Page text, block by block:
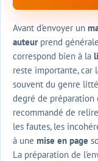
Avant d'envoyer un
auteurprend
correspond bien à la
reste importante, car
souvent du genre
degré de préparation
recommandé de
les fautes, les
à une mise en page
La préparation de